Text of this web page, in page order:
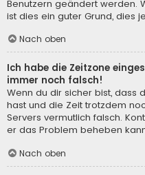
Benutzern geändert werden.
ist dies ein guter Grund, dies
Nach oben
Ich habe die Zeitzone
immer noch falsch!
Wenn du dir sicher bist, dass
hast und die Zeit trotzdem
Servers vermutlich falsch.
er das Problem beheben
Nach oben